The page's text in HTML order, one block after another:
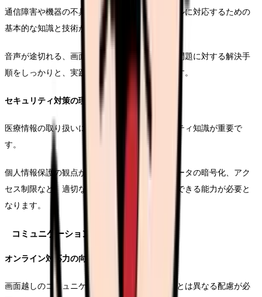
通信障害や機器の不具合など、予期せぬトラブルに対応するための
基本的な知識と技術が必要です。
音声が途切れる、画面が固まるなどの一般的な問題に対する解決手
順をしっかりと、実践できることが求められます。
セキュリティ対策の理解
医療情報の取り扱いに関する基本的なセキュリティ知識が重要で
す。
個人情報保護の観点から、パスワード管理、データの暗号化、アク
セス制限など、適切なセキュリティ対策を実施できる能力が必要と
なります。
コミュニケーションスキル
オンライン対応力の向上
画面越しのコミュニケーションでは、対面診療とは異なる配慮が必